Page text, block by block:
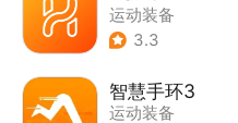
运动装备
3.3
智慧手环3
运动装备